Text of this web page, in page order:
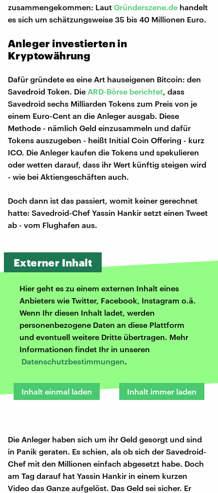
zusammengekommen: Laut Gründerszene.de handelt
es sich um schätzungsweise 35 bis 40 Millionen Euro.
Anleger investierten in
Kryptowährung
Dafür gründete es eine Art hauseigenen Bitcoin: den
Savedroid Token. Die ARD-Börse berichtet , dass
Savedroid sechs Milliarden Tokens zum Preis von je
einem Euro-Cent an die Anleger ausgab. Diese
Methode - nämlich Geld einzusammeln und dafür
Tokens auszugeben - heißt Initial Coin Offering - kurz
ICO. Die Anleger kaufen die Tokens und spekulieren
oder wetten darauf, dass ihr Wert künftig steigen wird
- wie bei Aktiengeschäften auch.
Doch dann ist das passiert, womit keiner gerechnet
hatte: Savedroid-Chef Yassin Hankir setzt einen Tweet
ab - vom Flughafen aus.
Externer Inhalt
Hier geht es zu einem externen Inhalt eines
Anbieters wie Twitter, Facebook, Instagram o.ä.
Wenn Ihr diesen Inhalt ladet, werden
personenbezogene Daten an diese Plattform
und eventuell weitere Dritte übertragen. Mehr
Informationen findet Ihr in unseren
Datenschutzbestimmungen.
Inhalt einmal laden Inhalt immer laden
Die Anleger haben sich um ihr Geld gesorgt und sind
in Panik geraten. Es schien, als ob sich der Savedroid-
Chef mit den Millionen einfach abgesetzt habe. Doch
am Tag darauf hat Yassin Hankir in einem kurzen
Video das Ganze aufgelöst. Das Geld sei sicher. Er